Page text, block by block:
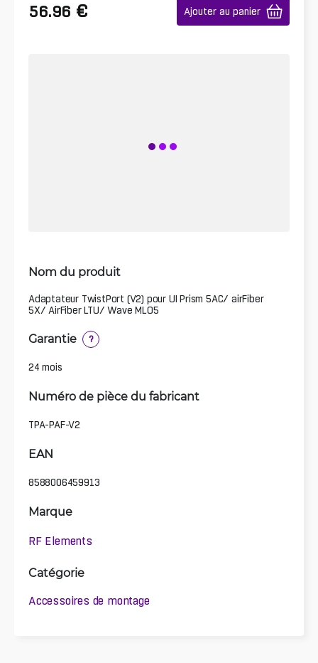
56.96 € Ajouter au panier
Nom du produit
Adaptateur TwistPort (V2) pour UI Prism 5AC/ airFiber
5X/ AirFiber LTU/ Wave MLO5
Garantie ?
24 mois
Numéro de pièce du fabricant
TPA-PAF-V2
EAN
8588006459913
Marque
RF Elements
Catégorie
Accessoires de montage